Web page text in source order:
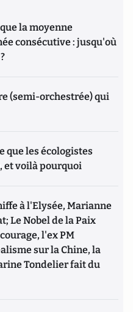
la moyenne
consécutive : jusqu'où
(semi-orchestrée) qui
que les écologistes
et voilà pourquoi
à l'Elysée, Marianne
Le Nobel de la Paix
l'ex PM
sur la Chine, la
Tondelier fait du